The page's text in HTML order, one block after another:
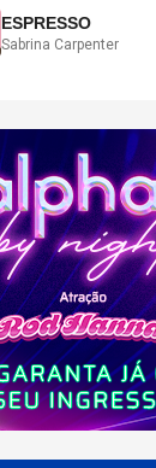
ESPRESSO
Sabrina Carpenter